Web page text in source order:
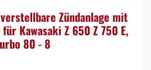
Zündanlage mit
Kawasaki Z 650 Z 750 E,
80 - 8